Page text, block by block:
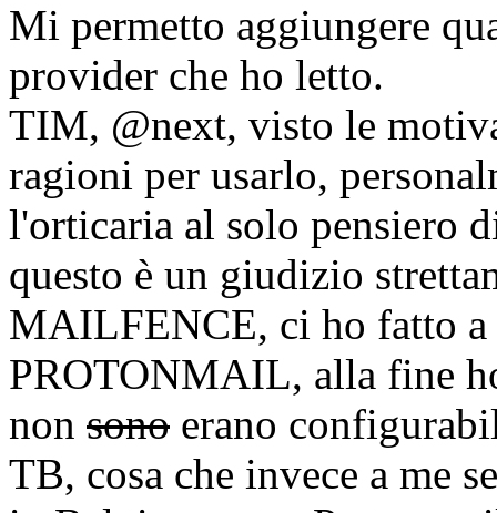
Mi permetto aggiungere
provider che ho letto.
TIM, @next, visto le
ragioni per usarlo,
l'orticaria al solo pensiero
questo è un giudizio
MAILFENCE, ci ho fatto a
PROTONMAIL, alla fine
non sono erano
TB, cosa che invece a me